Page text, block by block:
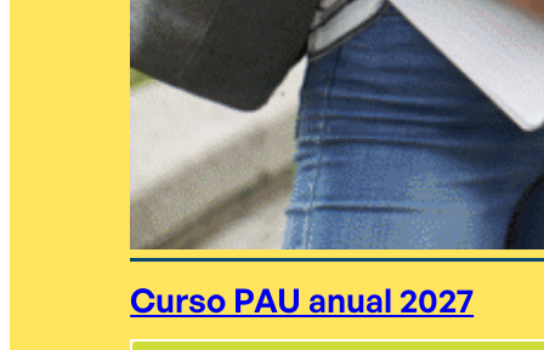
Curso PAU anual 2027